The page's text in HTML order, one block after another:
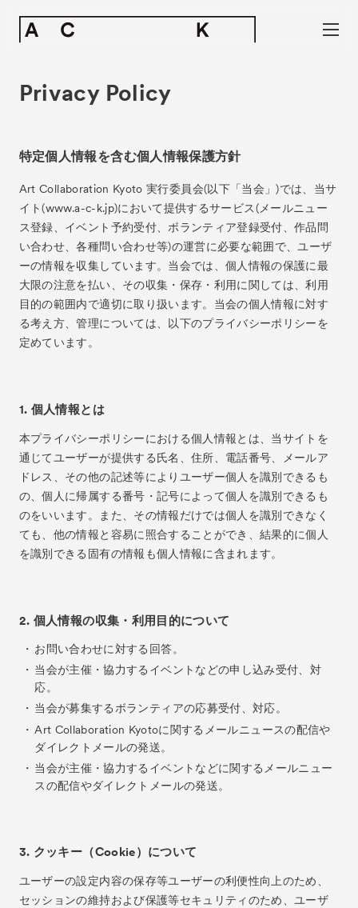
Exhibitors
- Gallery Collaborations
- Kyoto Meetings
Artworks 作品一覧
ACK Curates
- Satellite Program “Flowers of Time”
Talks トークイベント
For Kids キッズプログラム
Special Programs
Associated Programs 連携プログラム
About ACKとは
Visitor Information 来場者向け情報
Contact
Archive アーカイブ
Privacy Policy
特定個人情報を含む個人情報保護方針
Art Collaboration Kyoto 実行委員会(以下「当会」)では、当サ
イト(www.a-c-k.jp)において提供するサービス(メールニュー
ス登録、イベント予約受付、ボランティア登録受付、作品問
い合わせ、各種問い合わせ等)の運営に必要な範囲で、ユーザ
ーの情報を収集しています。当会では、個人情報の保護に最
大限の注意を払い、その収集・保存・利用に関しては、利用
目的の範囲内で適切に取り扱います。当会の個人情報に対す
る考え方、管理については、以下のプライバシーポリシーを
定めています。
1. 個人情報とは
本プライバシーポリシーにおける個人情報とは、当サイトを
通じてユーザーが提供する氏名、住所、電話番号、メールア
ドレス、その他の記述等によりユーザー個人を識別できるも
の、個人に帰属する番号・記号によって個人を識別できるも
のをいいます。また、その情報だけでは個人を識別できなく
ても、他の情報と容易に照合することができ、結果的に個人
を識別できる固有の情報も個人情報に含まれます。
2. 個人情報の収集・利用目的について
お問い合わせに対する回答。
当会が主催・協力するイベントなどの申し込み受付、対
応。
当会が募集するボランティアの応募受付、対応。
Art Collaboration Kyotoに関するメールニュースの配信や
ダイレクトメールの発送。
当会が主催・協力するイベントなどに関するメールニュー
スの配信やダイレクトメールの発送。
3. クッキー（Cookie）について
ユーザーの設定内容の保存等ユーザーの利便性向上のため、
セッションの維持および保護等セキュリティのため、ユーザ